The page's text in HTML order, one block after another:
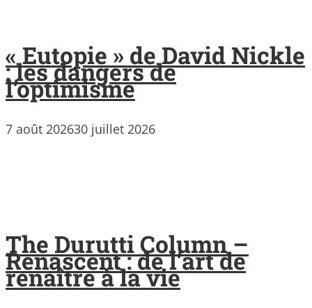
« Eutopie » de David Nickle
: les dangers de
l’optimisme
7 août 202630 juillet 2026
The Durutti Column –
Renascent : de l’art de
renaître à la vie